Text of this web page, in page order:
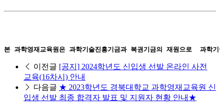
본 과학영재교육원은 과학기술진흥기금과 복권기금의 재원으로  과학
이전글 [공지] 2024학년도 신입생 선발 온라인 사전
교육(16차시) 안내
다음글 ★ 2023학년도 경북대학교 과학영재교육원 신
입생 선발 최종 합격자 발표 및 지원자 현황 안내★